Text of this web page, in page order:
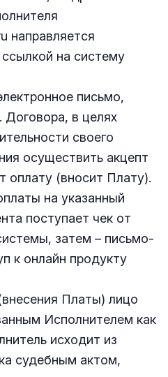
направляется
на систему
письмо,
Договора, в целях
своего
осуществить акцепт
оплату (вносит Плату).
на указанный
поступает чек от
затем – письмо-
к онлайн продукту
Платы) лицо
Исполнителем как
исходит из
судебным актом,